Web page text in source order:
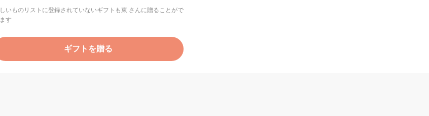
いものリストに登録されていないギフトも東 さんに贈ることがで
す
ギフトを贈る